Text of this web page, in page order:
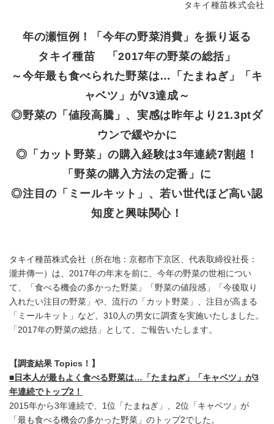
タキイ種苗株式会社
年の瀬恒例！「今年の野菜消費」を振り返る
タキイ種苗 「2017年の野菜の総括」
～今年最も食べられた野菜は…「たまねぎ」「キ
ャベツ」がV3達成～
◎野菜の「値段高騰」、実感は昨年より21.3ptダ
ウンで緩やかに
◎「カット野菜」の購入経験は3年連続7割超！
「野菜の購入方法の定番」に
◎注目の「ミールキット」、若い世代ほど高い認
知度と興味関心！
タキイ種苗株式会社（所在地：京都市下京区、代表取締役社長：
瀧井傳一）は、2017年の年末を前に、今年の野菜の世相につい
て、「食べる機会の多かった野菜」「野菜の値段感」「今後取り
入れたい注目の野菜」や、流行の「カット野菜」、注目が高まる
「ミールキット」など、310人の男女に調査を実施いたしました。
「2017年の野菜の総括」として、ご報告いたします。
【調査結果 Topics！】
■日本人が最もよく食べる野菜は…「たまねぎ」「キャベツ」が3
年連続でトップ2！
2015年から3年連続で、1位「たまねぎ」、2位「キャベツ」が
「最も食べる機会の多かった野菜」のトップ2でした。